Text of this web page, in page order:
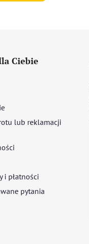
Ciebie
lub reklamacji
i płatności
pytania